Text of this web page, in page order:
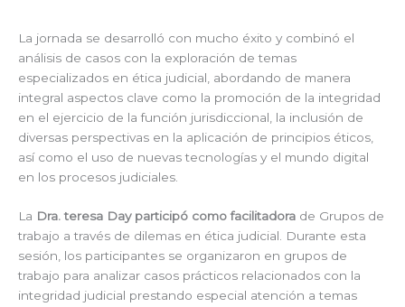
La jornada se desarrolló con mucho éxito y combinó el
análisis de casos con la exploración de temas
especializados en ética judicial, abordando de manera
integral aspectos clave como la promoción de la integridad
en el ejercicio de la función jurisdiccional, la inclusión de
diversas perspectivas en la aplicación de principios éticos,
así como el uso de nuevas tecnologías y el mundo digital
en los procesos judiciales.
La Dra. teresa Day participó como facilitadora de Grupos de
trabajo a través de dilemas en ética judicial. Durante esta
sesión, los participantes se organizaron en grupos de
trabajo para analizar casos prácticos relacionados con la
integridad judicial prestando especial atención a temas